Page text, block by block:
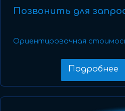
Позвонить для
Ориентировочная
Подробнее